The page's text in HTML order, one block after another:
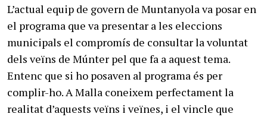
L’actual equip de govern de Muntanyola va posar en
el programa que va presentar a les eleccions
municipals el compromís de consultar la voluntat
dels veïns de Múnter pel que fa a aquest tema.
Entenc que si ho posaven al programa és per
complir-ho. A Malla coneixem perfectament la
realitat d’aquests veïns i veïnes, i el vincle que